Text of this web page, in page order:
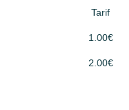
Tarif
1.00€
2.00€